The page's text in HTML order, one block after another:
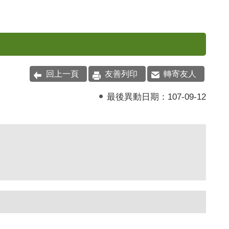
回上一頁 友善列印 轉寄友人
最後異動日期： 107-09-12